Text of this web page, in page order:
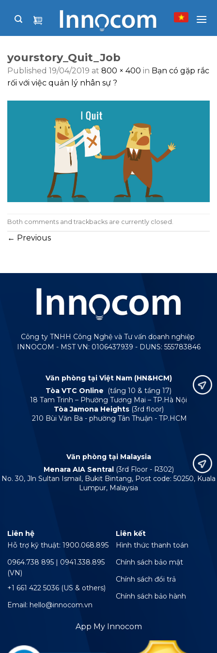
yourstory_Quit_Job
Published 19/04/2019 at 800 × 400 in Bạn có gặp rắc
rối với việc quản lý nhân sự ?
Both comments and trackbacks are currently closed.
← Previous
Công ty TNHH Công Nghệ và Tư vấn doanh nghiệp
INNOCOM - MST VN: 0106437939 - DUNS: 555783846
Văn phòng tại Việt Nam (HN&HCM)
Tòa VTC Online
(tầng 10 & tầng 17)
18 Tam Trinh – Phường Tương Mai – TP.Hà Nội
Tòa Jamona Heights (3rd floor)
210 Bùi Văn Ba - phường Tân Thuận - TP.HCM
Văn phòng tại Malaysia
Menara AIA Sentral (3rd Floor - R302)
No. 30, Jln Sultan Ismail, Bukit Bintang, Post code: 50250, Kuala
Lumpur, Malaysia
Liên hệ
Hỗ trợ kỹ thuật: 1900.068.895
0964.738 895 | 0941.338.895
(VN)
+1 661 422 5036 (US & others)
Email: hello@innocom.vn
Liên kết
Hình thức thanh toán
Chính sách bảo mật
Chính sách đổi trả
Chính sách bảo hành
App My Innocom